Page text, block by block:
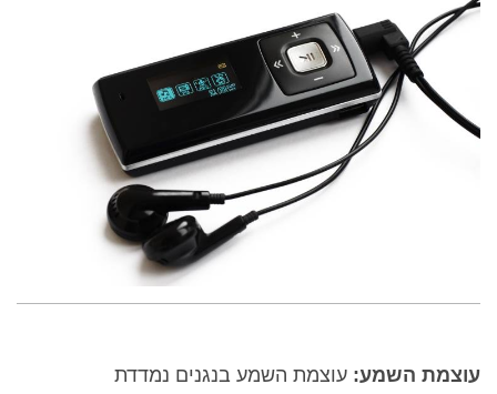
עוצמת השמע: עוצמת השמע בנגנים נמדדת